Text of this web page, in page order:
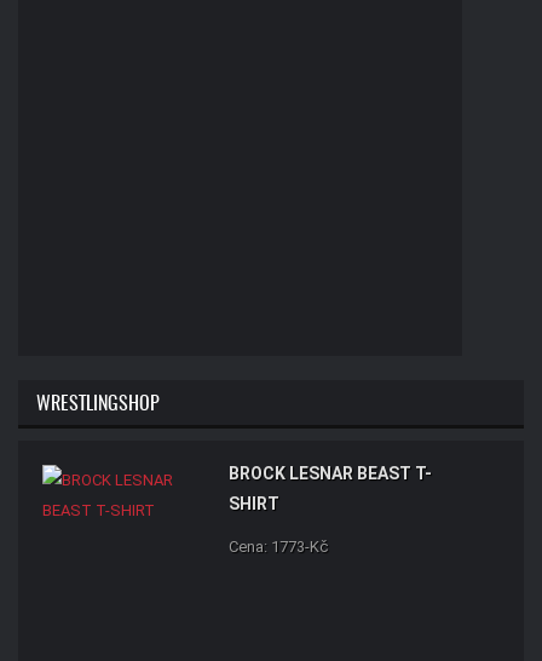
WRESTLINGSHOP
BROCK LESNAR BEAST T-
SHIRT
Cena: 1773-Kč